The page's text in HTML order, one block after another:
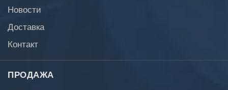
Новости
Доставка
Контакт
ПРОДАЖА